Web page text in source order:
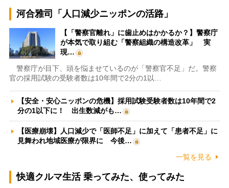
河合雅司「人口減少ニッポンの活路」
【「警察官離れ」に歯止めはかかるか？】警察庁
が本気で取り組む「警察組織の構造改革」 実
現…
警察庁が目下、頭を悩ませているのが「警察官不足」だ。警察
官の採用試験の受験者数は10年間で2分の1以…
【安全・安心ニッポンの危機】採用試験受験者数は10年間で2
分の1以下に！ 出生数減がも…
【医療崩壊】人口減少で「医師不足」に加えて「患者不足」に
見舞われ地域医療が限界に 今後…
一覧を見る
快適クルマ生活 乗ってみた、使ってみた